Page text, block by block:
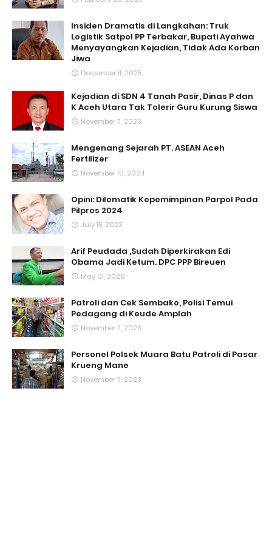
Insiden Dramatis di Langkahan: Truk
Logistik Satpol PP Terbakar, Bupati Ayahwa
Menyayangkan Kejadian, Tidak Ada Korban
Jiwa
December 11, 2025
Kejadian di SDN 4 Tanah Pasir, Dinas P dan
K Aceh Utara Tak Tolerir Guru Kurung Siswa
November 11, 2023
Mengenang Sejarah PT. ASEAN Aceh
Fertilizer
November 10, 2024
Opini: Dilematik Kepemimpinan Parpol Pada
Pilpres 2024
July 15, 2023
Arif Peudada ,Sudah Diperkirakan Edi
Obama Jadi Ketum. DPC PPP Bireuen
May 01, 2026
Patroli dan Cek Sembako, Polisi Temui
Pedagang di Keude Amplah
November 11, 2023
Personel Polsek Muara Batu Patroli di Pasar
Krueng Mane
November 11, 2023